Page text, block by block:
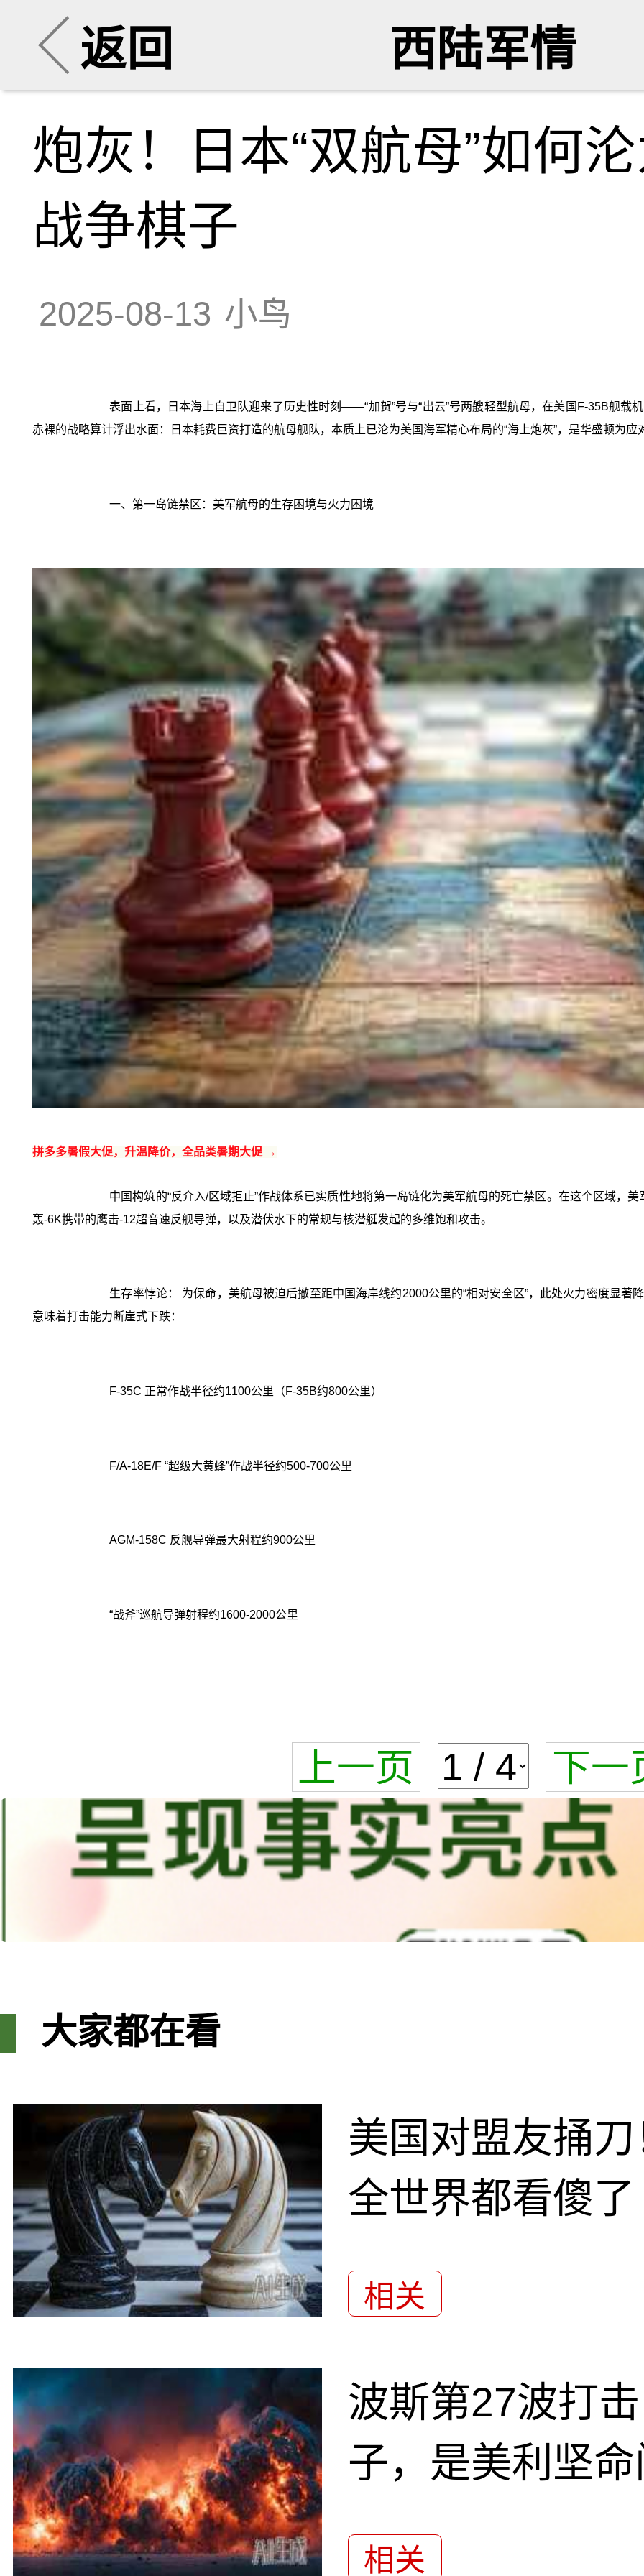
返回 西陆军情
炮灰！日本“双航母”如何
战争棋子
2025-08-13 小鸟
表面上看，日本海上自卫队迎来了历史性时刻——“加贺”号与“出云”号两艘轻型航母，在美国F-35B舰载
赤裸的战略算计浮出水面：日本耗费巨资打造的航母舰队，本质上已沦为美国海军精心布局的“海上炮灰”，是华盛顿为
一、第一岛链禁区：美军航母的生存困境与火力困境
拼多多暑假大促，升温降价，全品类暑期大促 →
中国构筑的“反介入/区域拒止”作战体系已实质性地将第一岛链化为美军航母的死亡禁区。在这个区域，
轰-6K携带的鹰击-12超音速反舰导弹，以及潜伏水下的常规与核潜艇发起的多维饱和攻击。
生存率悖论： 为保命，美航母被迫后撤至距中国海岸线约2000公里的“相对安全区”，此处火力密度显著
意味着打击能力断崖式下跌：
F-35C 正常作战半径约1100公里（F-35B约800公里）
F/A-18E/F “超级大黄蜂”作战半径约500-700公里
AGM-158C 反舰导弹最大射程约900公里
“战斧”巡航导弹射程约1600-2000公里
上一页 下一
大家都在看
美国对盟友捅
全世界都看傻了
相关
波斯第27波打
子，是美利坚
相关